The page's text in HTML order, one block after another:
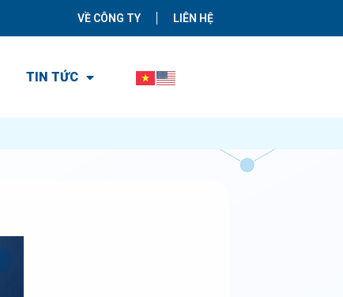
VỀ CÔNG TY LIÊN HỆ
TIN TỨC